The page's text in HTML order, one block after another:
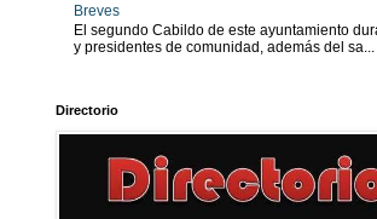
Breves
El segundo Cabildo de este ayuntamiento
y presidentes de comunidad, además del sa...
Directorio